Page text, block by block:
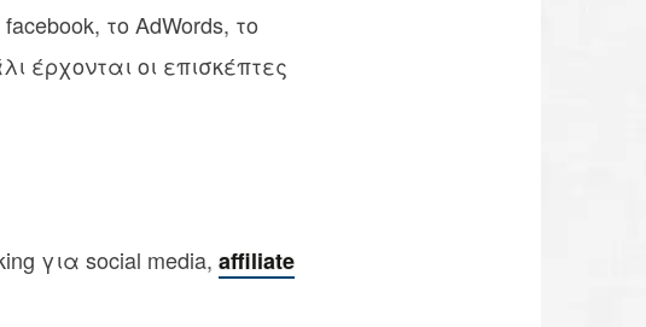
το AdWords, το
έρχονται οι επισκέπτες
για social media, affiliate